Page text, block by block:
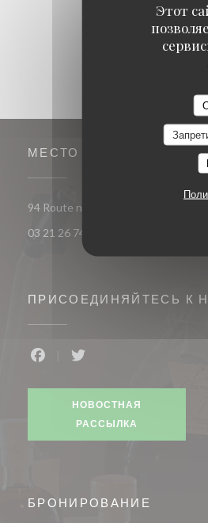
Этот
МЕСТО
94 Route nationale 62290 Nœux-les-
03 21 26 74 74
ПРИСОЕДИНЯЙТЕСЬ К
НОВОСТНАЯ
РАССЫЛКА
БРОНИРОВАНИЕ